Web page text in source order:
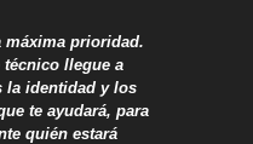
máxima prioridad.
técnico llegue a
la identidad y los
te ayudará, para
quién estará